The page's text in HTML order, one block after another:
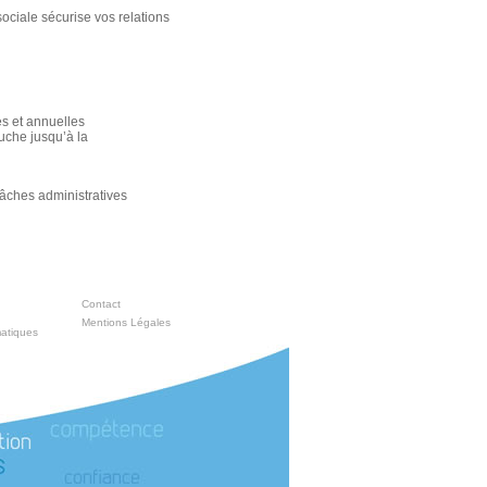
sécurise vos relations
et annuelles
jusqu’à la
administratives
Contact
Mentions Légales